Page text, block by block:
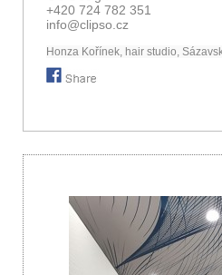
+420 724 782 351
info@clipso.cz
Honza Kořínek, hair studio,